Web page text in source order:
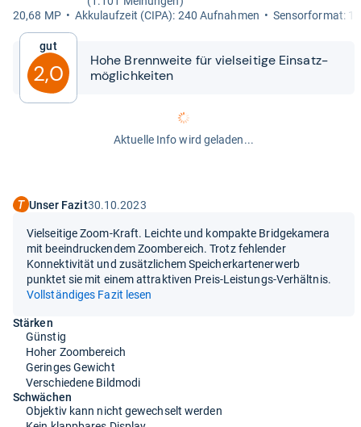
20,68 MP
Akku­lauf­zeit (CIPA): 240 Auf­nah­men Sen­sor­for­mat: 1/
Gut
2,0
Hohe Brenn­weite für viel­sei­tige Ein­satz­
mög­lich­kei­ten
Aktuelle Info wird geladen...
Unser Fazit30.10.2023
Vielseitige Zoom-Kraft. Leichte und kompakte Bridgekamera
mit beeindruckendem Zoombereich. Trotz fehlender
Konnektivität und zusätzlichem Speicherkartenerwerb
punktet sie mit einem attraktiven Preis-Leistungs-Verhältnis.
Vollständiges Fazit lesen
Stärken
Günstig
Hoher Zoombereich
Geringes Gewicht
Verschiedene Bildmodi
Schwächen
Objektiv kann nicht gewechselt werden